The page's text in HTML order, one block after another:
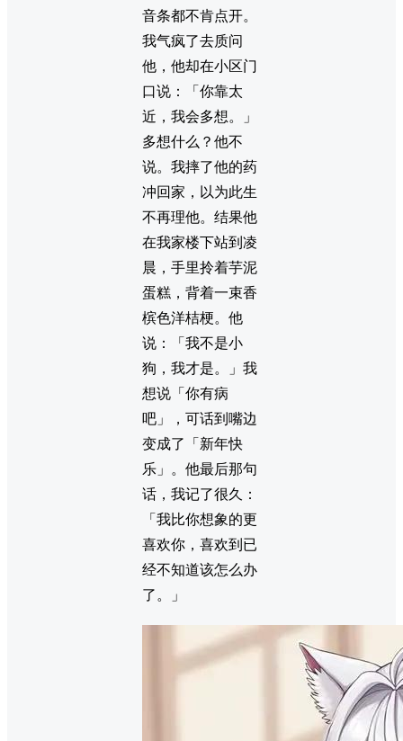
音条都不肯点开。
我气疯了去质问
他，他却在小区门
口说：「你靠太
近，我会多想。」
多想什么？他不
说。我摔了他的药
冲回家，以为此生
不再理他。结果他
在我家楼下站到凌
晨，手里拎着芋泥
蛋糕，背着一束香
槟色洋桔梗。他
说：「我不是小
狗，我才是。」我
想说「你有病
吧」，可话到嘴边
变成了「新年快
乐」。他最后那句
话，我记了很久：
「我比你想象的更
喜欢你，喜欢到已
经不知道该怎么办
了。」